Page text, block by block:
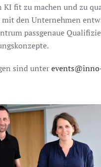
KI fit zu machen und zu
mit den Unternehmen
passgenaue
sind unter